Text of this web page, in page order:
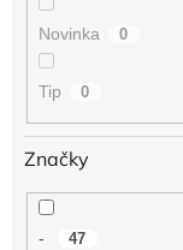
Novinka 0
Tip 0
Značky
- 47